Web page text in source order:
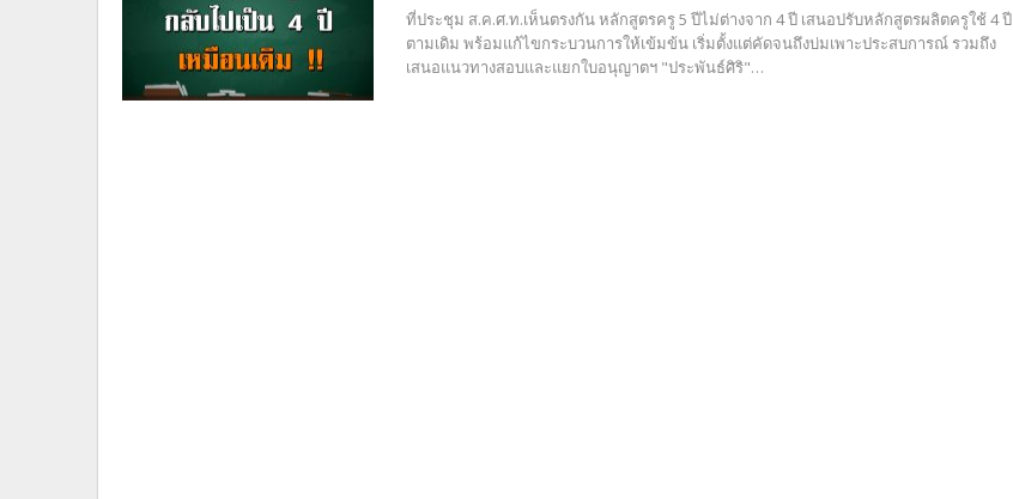
ที่ประชุม ส.ค.ศ.ท.เห็นตรงกัน หลักสูตรครู 5 ปีไม่ต่างจาก 4 ปี เสนอปรับหลักสูตรผลิตครูใช้ 4 ปี
ตามเดิม พร้อมแก้ไขกระบวนการให้เข้มข้น เริ่มตั้งแต่คัดจนถึงบ่มเพาะประสบการณ์ รวมถึง
เสนอแนวทางสอบและแยกใบอนุญาตฯ "ประพันธ์ศิริ"…